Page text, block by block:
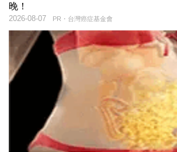
晚！
PR・台灣癌症基金會
2026-08-07